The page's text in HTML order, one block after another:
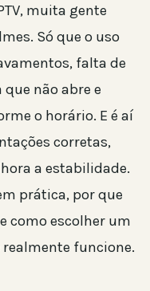
muita gente
Só que o uso
falta de
não abre e
o horário. E é aí
corretas,
a estabilidade.
prática, por que
como escolher um
funcione.